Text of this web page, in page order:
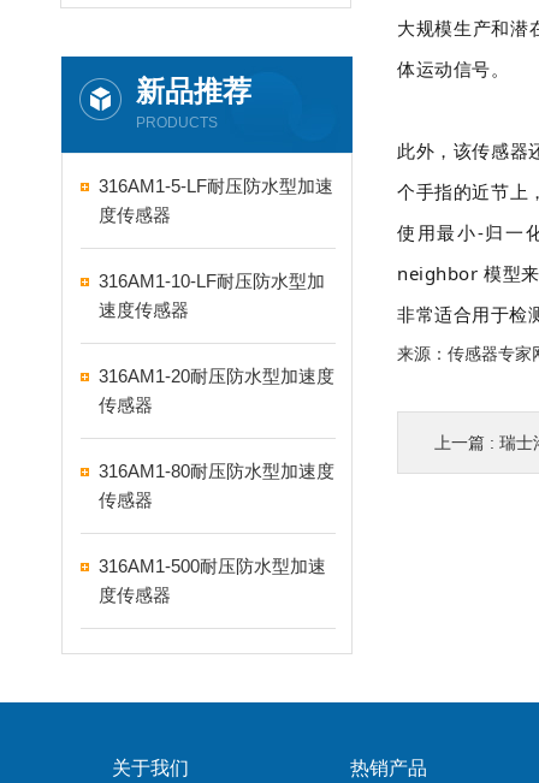
新品推荐
PRODUCTS
316AM1-5-LF耐压防水型加速
度传感器
316AM1-10-LF耐压防水型加
速度传感器
316AM1-20耐压防水型加速度
传感器
316AM1-80耐压防水型加速度
传感器
316AM1-500耐压防水型加速
度传感器
大规模生产和潜
体运动信号。
此外，该传感器
个手指的近节上
使用最小-归一
neighbor 模型
非常适合用于检
来源：传感器专家
上一篇 : 瑞士洛
关于我们 热销产品